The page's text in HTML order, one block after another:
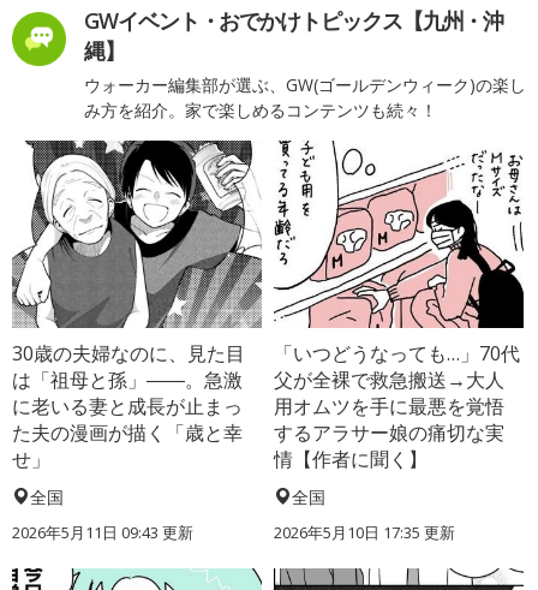
GWイベント・おでかけトピックス【九州・沖
縄】
ウォーカー編集部が選ぶ、GW(ゴールデンウィーク)の楽し
み方を紹介。家で楽しめるコンテンツも続々！
30歳の夫婦なのに、見た目
は「祖母と孫」――。急激
に老いる妻と成長が止まっ
た夫の漫画が描く「歳と幸
せ」
全国
2026年5月11日 09:43 更新
「いつどうなっても…」70代
父が全裸で救急搬送→大人
用オムツを手に最悪を覚悟
するアラサー娘の痛切な実
情【作者に聞く】
全国
2026年5月10日 17:35 更新